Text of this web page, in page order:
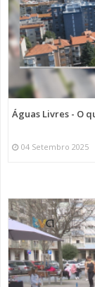
Águas Livres - O
04 Setembro 2025